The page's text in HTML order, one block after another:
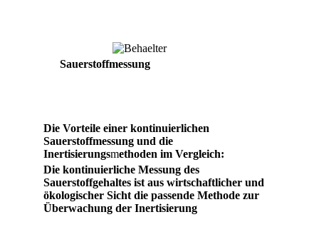
Sauerstoffmessung
Die Vorteile einer kontinuierlichen
Sauerstoffmessung und die
Inertisierungsmethoden im Vergleich:
Die kontinuierliche Messung des
Sauerstoffgehaltes ist aus wirtschaftlicher und
ökologischer Sicht die passende Methode zur
Überwachung der Inertisierung